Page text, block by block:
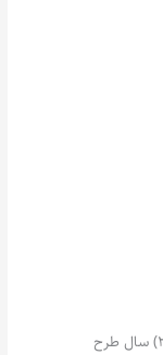
مجموعه: ادب الهی نام: تربیت فرزند (ویراست 2) سال طرح